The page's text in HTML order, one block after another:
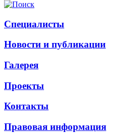
Специалисты
Новости и публикации
Галерея
Проекты
Контакты
Правовая информация